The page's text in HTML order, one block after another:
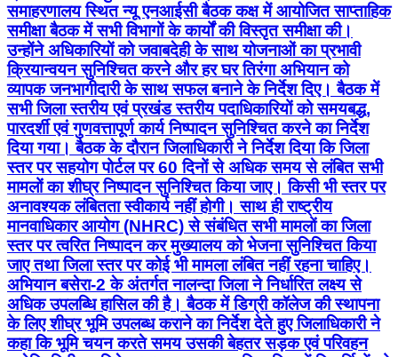
समाहरणालय स्थित न्यू एनआईसी बैठक कक्ष में आयोजित साप्ताहिक
समीक्षा बैठक में सभी विभागों के कार्यों की विस्तृत समीक्षा की।
उन्होंने अधिकारियों को जवाबदेही के साथ योजनाओं का प्रभावी
क्रियान्वयन सुनिश्चित करने और हर घर तिरंगा अभियान को
व्यापक जनभागीदारी के साथ सफल बनाने के निर्देश दिए। बैठक में
सभी जिला स्तरीय एवं प्रखंड स्तरीय पदाधिकारियों को समयबद्ध,
पारदर्शी एवं गुणवत्तापूर्ण कार्य निष्पादन सुनिश्चित करने का निर्देश
दिया गया। बैठक के दौरान जिलाधिकारी ने निर्देश दिया कि जिला
स्तर पर सहयोग पोर्टल पर 60 दिनों से अधिक समय से लंबित सभी
मामलों का शीघ्र निष्पादन सुनिश्चित किया जाए। किसी भी स्तर पर
अनावश्यक लंबितता स्वीकार्य नहीं होगी। साथ ही राष्ट्रीय
मानवाधिकार आयोग (NHRC) से संबंधित सभी मामलों का जिला
स्तर पर त्वरित निष्पादन कर मुख्यालय को भेजना सुनिश्चित किया
जाए तथा जिला स्तर पर कोई भी मामला लंबित नहीं रहना चाहिए।
अभियान बसेरा-2 के अंतर्गत नालन्दा जिला ने निर्धारित लक्ष्य से
अधिक उपलब्धि हासिल की है। बैठक में डिग्री कॉलेज की स्थापना
के लिए शीघ्र भूमि उपलब्ध कराने का निर्देश देते हुए जिलाधिकारी ने
कहा कि भूमि चयन करते समय उसकी बेहतर सड़क एवं परिवहन